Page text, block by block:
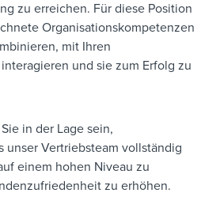
zu erreichen. Für diese Position
Organisationskompetenzen
mit Ihren
und sie zum Erfolg zu
in der Lage sein,
unser Vertriebsteam vollständig
einem hohen Niveau zu
zu erhöhen.